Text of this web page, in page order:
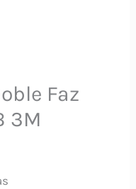
Faz
3M